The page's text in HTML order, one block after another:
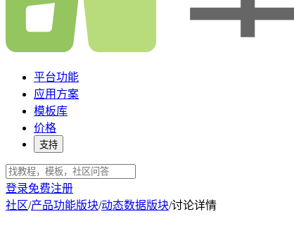
平台功能
应用方案
模板库
价格
支持
登录免费注册
社区/产品功能版块/动态数据版块/讨论详情